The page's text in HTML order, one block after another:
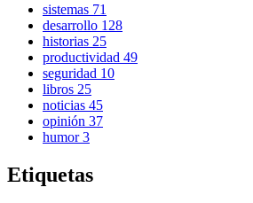
sistemas 71
desarrollo 128
historias 25
productividad 49
seguridad 10
libros 25
noticias 45
opinión 37
humor3
Etiquetas